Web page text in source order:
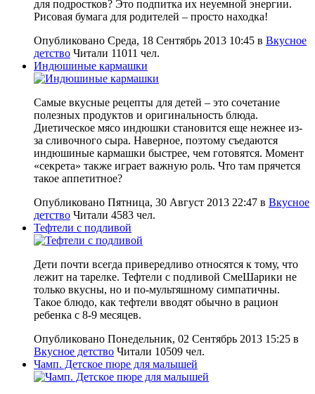
для подростков? Это подпитка их неуемной энергии.
Рисовая бумага для родителей – просто находка!
Опубликовано Среда, 18 Сентябрь 2013 10:45 в Вкусное
детство Читали 11011 чел.
Индюшиные кармашки
Самые вкусные рецепты для детей – это сочетание
полезных продуктов и оригинальность блюда.
Диетическое мясо индюшки становится еще нежнее из-
за сливочного сыра. Наверное, поэтому съедаются
индюшиные кармашки быстрее, чем готовятся. Момент
«секрета» также играет важную роль. Что там прячется
такое аппетитное?
Опубликовано Пятница, 30 Август 2013 22:47 в Вкусное
детство Читали 4583 чел.
Тефтели с подливой
Дети почти всегда привередливо относятся к тому, что
лежит на тарелке. Тефтели с подливой СмеШарики не
только вкусны, но и по-мультяшному симпатичны.
Такое блюдо, как тефтели вводят обычно в рацион
ребенка с 8-9 месяцев.
Опубликовано Понедельник, 02 Сентябрь 2013 15:25 в
Вкусное детство Читали 10509 чел.
Чамп. Детское пюре для малышей